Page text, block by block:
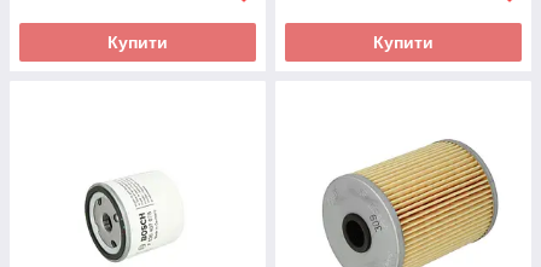
Купити Купити